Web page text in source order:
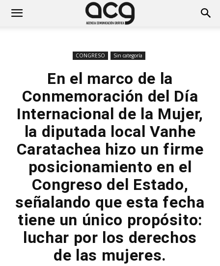
CONGRESO Sin categoría
En el marco de la
Conmemoración del Día
Internacional de la Mujer,
la diputada local Vanhe
Caratachea hizo un firme
posicionamiento en el
Congreso del Estado,
señalando que esta fecha
tiene un único propósito:
luchar por los derechos
de las mujeres.